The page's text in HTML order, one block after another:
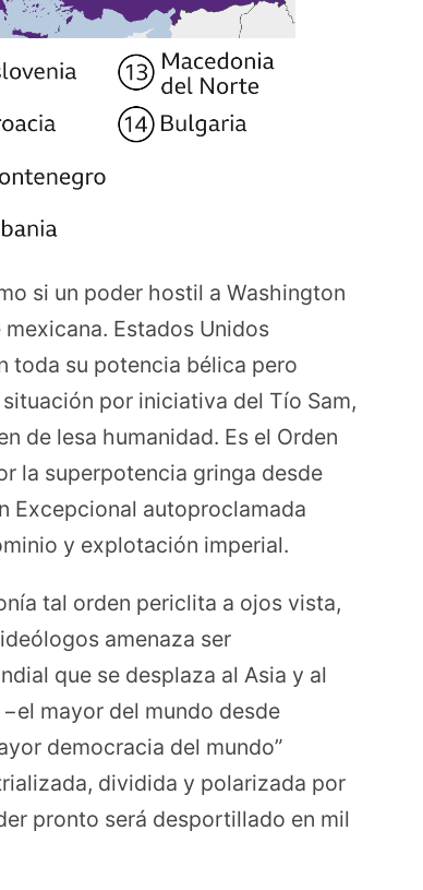
si un poder hostil a Washington
Estados Unidos
toda su potencia bélica pero
por iniciativa del Tío Sam,
de lesa humanidad. Es el Orden
la superpotencia gringa desde
Excepcional autoproclamada
y explotación imperial.
tal orden periclita a ojos vista,
amenaza ser
que se desplaza al Asia y al
mayor del mundo desde
democracia del mundo”
dividida y polarizada por
pronto será desportillado en mil